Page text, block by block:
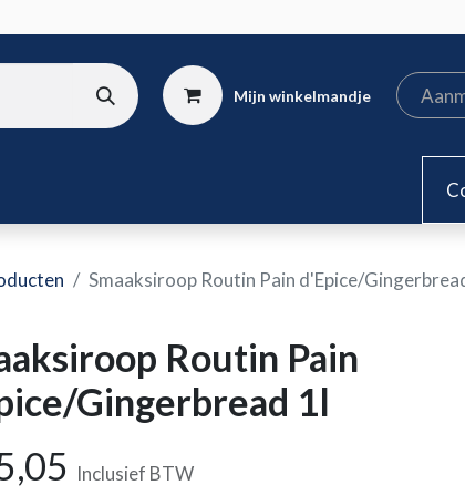
Mijn winkelmandje
Smaaksiroop Routin Pain d'Epice/
Routin Pain
Gingerbread 1l
Inclusief BTW